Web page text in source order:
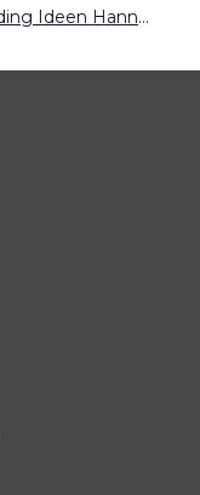
Teambuilding Ideen Hannover